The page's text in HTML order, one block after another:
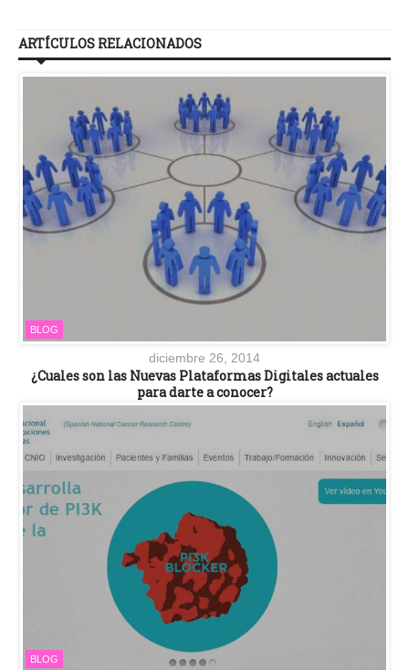
ARTÍCULOS RELACIONADOS
BLOG
diciembre 26, 2014
¿Cuales son las Nuevas Plataformas Digitales actuales
para darte a conocer?
BLOG